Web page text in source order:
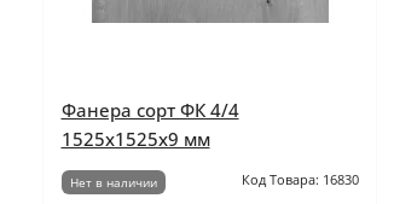
Фанера сорт ФК 4/4
1525x1525x9 мм
Нет в наличии Код Товара: 16830